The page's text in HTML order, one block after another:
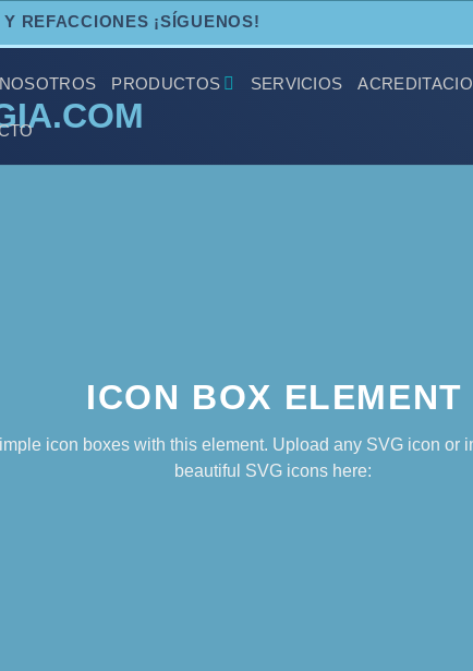
REFACCIONES ¡SÍGUENOS!
NOSOTROS PRODUCTOS SERVICIOS
ICON BOX ELEMENT
icon boxes with this element. Upload any SVG icon or
beautiful SVG icons here: